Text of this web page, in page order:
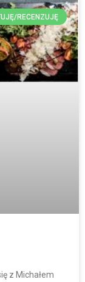
RECENZUJĘ
z Michałem